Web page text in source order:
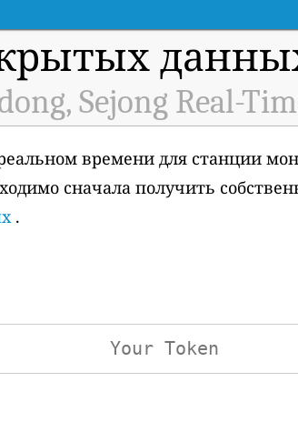
Sejong Real-
времени для станции
сначала получить
.